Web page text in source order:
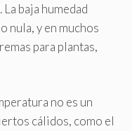
baja humedad
nula, y en muchos
para plantas,
no es un
cálidos, como el